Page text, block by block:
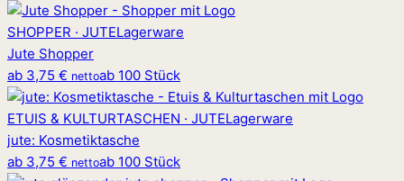
SHOPPER · JUTELagerware
Jute Shopper
ab 3,75 € nettoab 100 Stück
ETUIS & KULTURTASCHEN · JUTELagerware
jute: Kosmetiktasche
ab 3,75 € nettoab 100 Stück